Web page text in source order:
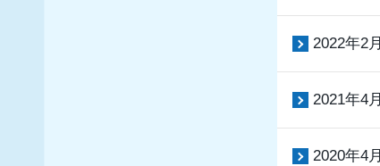
2022年2月
2021年4月
2020年4月